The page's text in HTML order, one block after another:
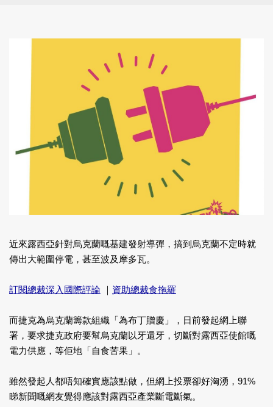
近來露西亞針對烏克蘭嘅基建發射導彈，搞到烏克蘭不定時就
傳出大範圍停電，甚至波及摩多瓦。
訂閱總裁深入國際評論 ｜ 資助總裁食拖羅
而捷克為烏克蘭籌款組織「為布丁贈慶」，日前發起網上聯
署，要求捷克政府要幫烏克蘭以牙還牙，切斷對露西亞使館嘅
電力供應，等佢地「自食苦果」。
雖然發起人都唔知確實應該點做，但網上投票卻好洶湧，91%
睇新聞嘅網友覺得應該對露西亞產業斷電斷氣。